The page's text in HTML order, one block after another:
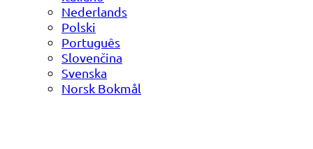
Nederlands
Polski
Português
Slovenčina
Svenska
Norsk Bokmål